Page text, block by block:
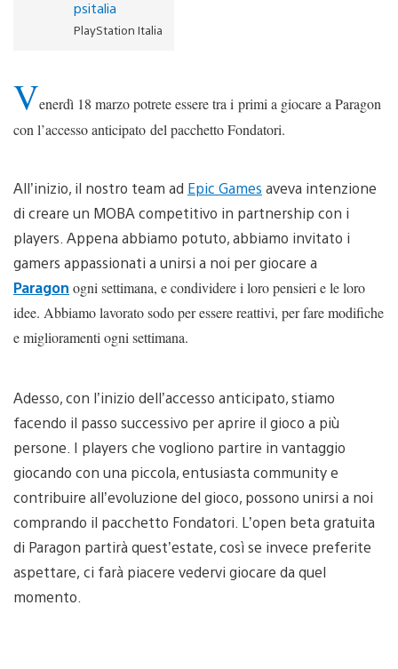
psitalia
PlayStation Italia
Venerdì 18 marzo potrete essere tra i primi a giocare a Paragon
con l’accesso anticipato del pacchetto Fondatori.
All’inizio, il nostro team ad Epic Games aveva intenzione
di creare un MOBA competitivo in partnership con i
players. Appena abbiamo potuto, abbiamo invitato i
gamers appassionati a unirsi a noi per giocare a
Paragon ogni settimana, e condividere i loro pensieri e le loro
idee. Abbiamo lavorato sodo per essere reattivi, per fare modifiche
e miglioramenti ogni settimana.
Adesso, con l’inizio dell’accesso anticipato, stiamo
facendo il passo successivo per aprire il gioco a più
persone. I players che vogliono partire in vantaggio
giocando con una piccola, entusiasta community e
contribuire all’evoluzione del gioco, possono unirsi a noi
comprando il pacchetto Fondatori. L’open beta gratuita
di Paragon partirà quest’estate, così se invece preferite
aspettare, ci farà piacere vedervi giocare da quel
momento.